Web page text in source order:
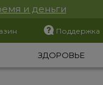
и деньги
Поддержка
ЗДОРОВЬЕ